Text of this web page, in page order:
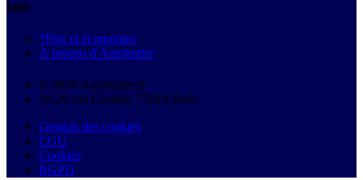
Info
*Prix et économies
À propos d'Autobutler
© 2026 Autobutler.fr
18-26 rue Goubet, 75019 Paris
Gestion des cookies
CGU
Cookies
RGPD